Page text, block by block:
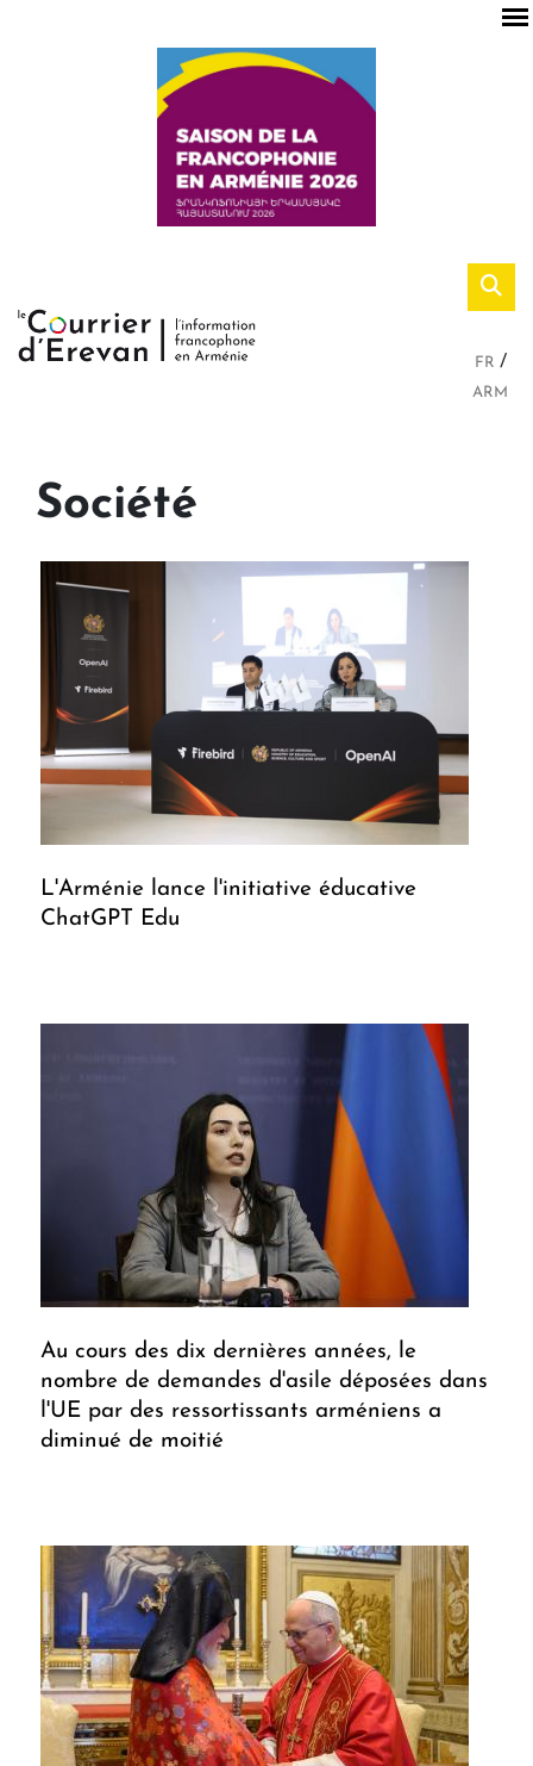
FR
ARM
Société
L'Arménie lance l'initiative éducative
ChatGPT Edu
Au cours des dix dernières années, le
nombre de demandes d'asile déposées dans
l'UE par des ressortissants arméniens a
diminué de moitié